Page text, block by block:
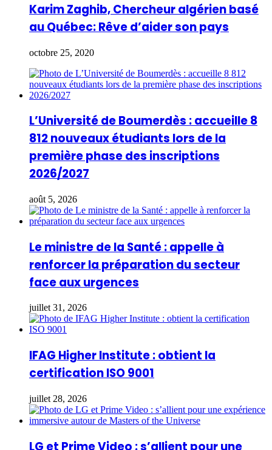
Karim Zaghib, Chercheur algérien basé
au Québec: Rêve d’aider son pays
octobre 25, 2020
L’Université de Boumerdès : accueille 8
812 nouveaux étudiants lors de la
première phase des inscriptions
2026/2027
août 5, 2026
Le ministre de la Santé : appelle à
renforcer la préparation du secteur
face aux urgences
juillet 31, 2026
IFAG Higher Institute : obtient la
certification ISO 9001
juillet 28, 2026
LG et Prime Video : s’allient pour une